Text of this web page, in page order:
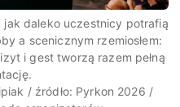
jak daleko uczestnicy potrafią
a scenicznym rzemiosłem:
i gest tworzą razem pełną
/ źródło: Pyrkon 2026 /